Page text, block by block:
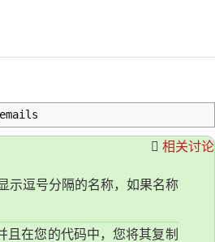
相关讨论
示逗号分隔的名称，如果名称
且在您的代码中，您将其复制